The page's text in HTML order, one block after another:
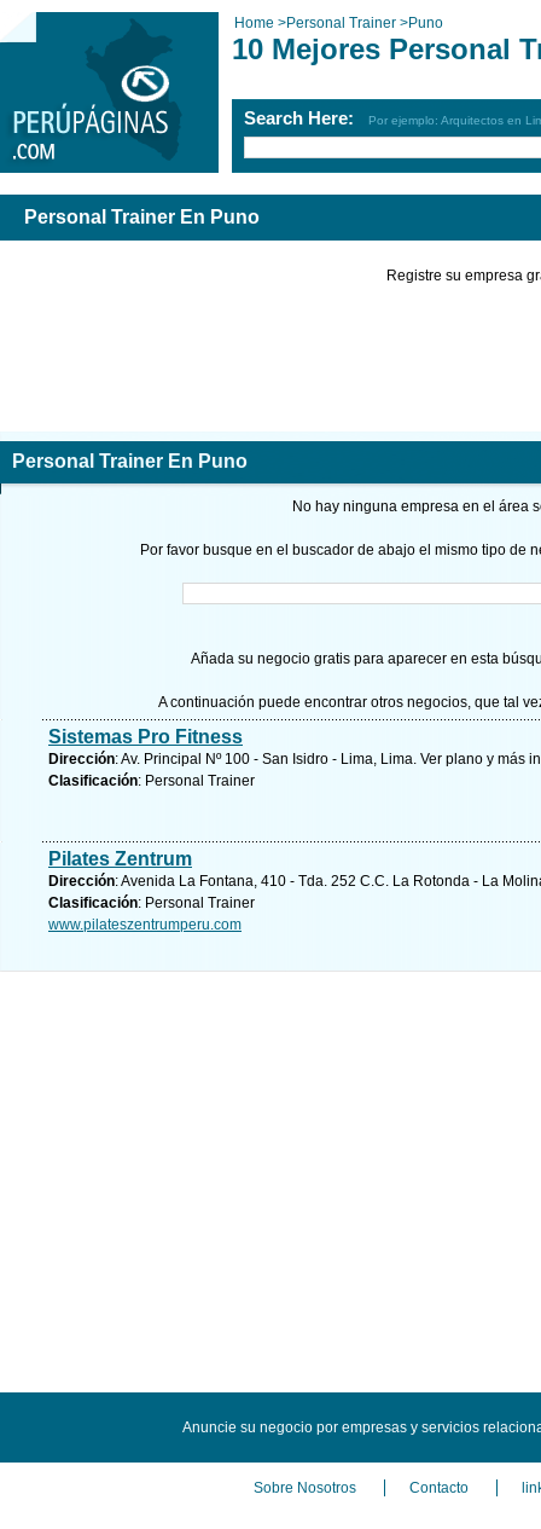
Home >Personal Trainer >Puno
10 Mejores Personal
Search Here: Por ejemplo: Arquitectos en
Personal Trainer En Puno
Registre su empresa
Personal Trainer En Puno
No hay ninguna empresa en el área
Por favor busque en el buscador de abajo el mismo tipo de
Añada su negocio gratis para aparecer en esta
A continuación puede encontrar otros negocios, que tal
Sistemas Pro Fitness
Dirección: Av. Principal Nº 100 - San Isidro - Lima, Lima. Ver plano y más
Clasificación: Personal Trainer
Pilates Zentrum
Dirección: Avenida La Fontana, 410 - Tda. 252 C.C. La Rotonda - La
Clasificación: Personal Trainer
www.pilateszentrumperu.com
Anuncie su negocio por empresas y servicios
Sobre Nosotros Contacto